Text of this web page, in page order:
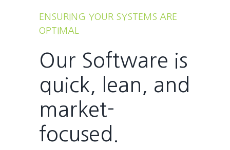
ENSURING YOUR SYSTEMS ARE
OPTIMAL
Our Software is
quick, lean, and
market-
focused.